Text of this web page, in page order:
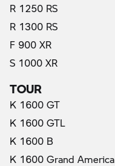
R 1250 RS
R 1300 RS
F 900 XR
S 1000 XR
TOUR
K 1600 GT
K 1600 GTL
K 1600 B
K 1600 Grand America